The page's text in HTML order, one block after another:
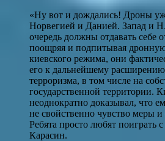
«Ну вот и дождались! Дроны
Норвегией и Данией. Запад и
очередь должны отдавать себе
поощряя и подпитывая
киевского режима, они
его к дальнейшему
терроризма, в том числе на
государственной территории.
неоднократно доказывал, что
не свойственно чувство меры и
Ребята просто любят
Карасин.